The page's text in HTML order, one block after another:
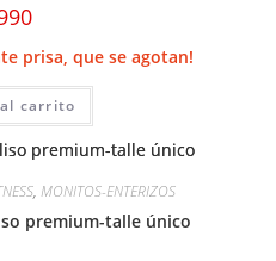
prisa, que se agotan!
carrito
, MONITOS-ENTERIZOS
premium-talle único